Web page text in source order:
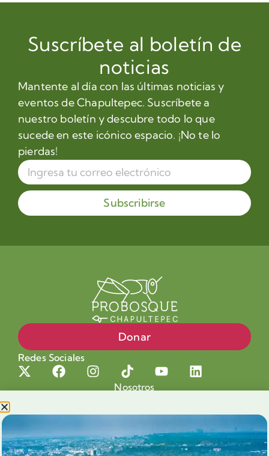
Suscríbete al boletín de
noticias
Mantente al día con las últimas noticias y
eventos de Chapultepec. Suscríbete a
nuestro boletín y descubre todo lo que
sucede en este icónico espacio. ¡No te lo
pierdas!
Subscribirse
Donar
Redes Sociales
Nosotros
Nuestra Causa